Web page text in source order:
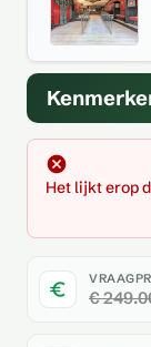
Het lijkt erop
€